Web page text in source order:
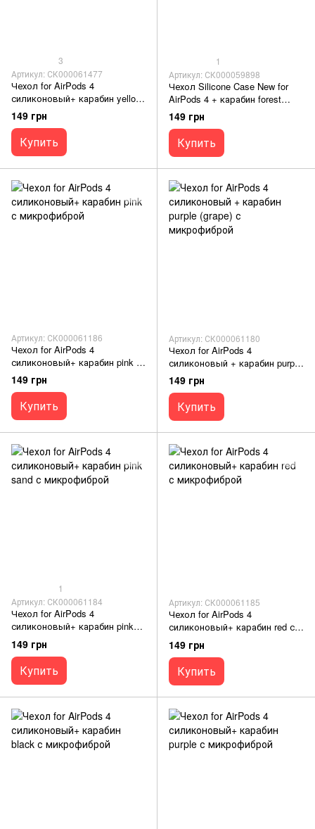
3
Артикул: СК000061477
Чехол for AirPods 4
силиконовый+ карабин yellow
с микрофиброй
149 грн
Купить
1
Артикул: СК000059898
Чехол Silicone Case New for
AirPods 4 + карабин forest
green box
149 грн
Купить
Артикул: СК000061186
Чехол for AirPods 4
силиконовый+ карабин pink с
микрофиброй
149 грн
Купить
Артикул: СК000061180
Чехол for AirPods 4
силиконовый + карабин purple
(grape) с микрофиброй
149 грн
Купить
1
Артикул: СК000061184
Чехол for AirPods 4
силиконовый+ карабин pink
sand с микрофиброй
149 грн
Купить
Артикул: СК000061185
Чехол for AirPods 4
силиконовый+ карабин red с
микрофиброй
149 грн
Купить